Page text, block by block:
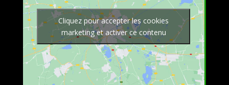
Cliquez pour accepter les cookies
marketing et activer ce contenu